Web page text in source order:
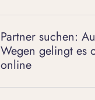
Partner suchen:
Wegen gelingt es
online